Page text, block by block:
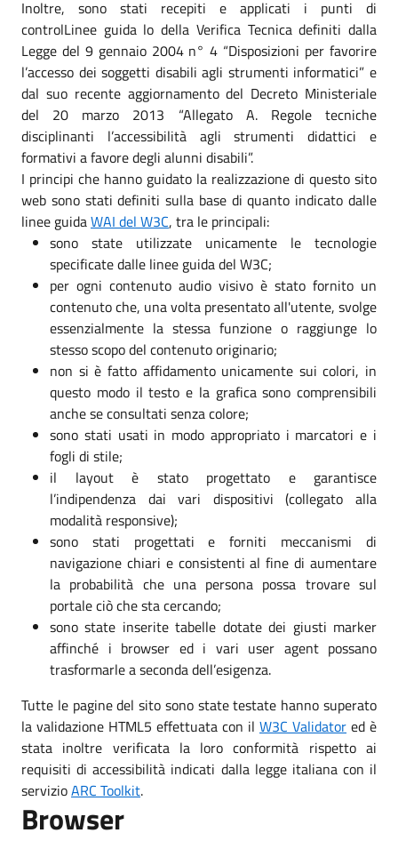
Inoltre, sono stati recepiti e applicati i punti di
controlLinee guida lo della Verifica Tecnica definiti dalla
Legge del 9 gennaio 2004 n° 4 “Disposizioni per favorire
l’accesso dei soggetti disabili agli strumenti informatici” e
dal suo recente aggiornamento del Decreto Ministeriale
del 20 marzo 2013 “Allegato A. Regole tecniche
disciplinanti l’accessibilità agli strumenti didattici e
formativi a favore degli alunni disabili”.
I principi che hanno guidato la realizzazione di questo sito
web sono stati definiti sulla base di quanto indicato dalle
linee guidaWAI del W3C, tra le principali:
sono state utilizzate unicamente le tecnologie
specificate dalle linee guida del W3C;
per ogni contenuto audio visivo è stato fornito un
contenuto che, una volta presentato all'utente, svolge
essenzialmente la stessa funzione o raggiunge lo
stesso scopo del contenuto originario;
non si è fatto affidamento unicamente sui colori, in
questo modo il testo e la grafica sono comprensibili
anche se consultati senza colore;
sono stati usati in modo appropriato i marcatori e i
fogli di stile;
il layout è stato progettato e garantisce
l’indipendenza dai vari dispositivi (collegato alla
modalità responsive);
sono stati progettati e forniti meccanismi di
navigazione chiari e consistenti al fine di aumentare
la probabilità che una persona possa trovare sul
portale ciò che sta cercando;
sono state inserite tabelle dotate dei giusti marker
affinché i browser ed i vari user agent possano
trasformarle a seconda dell’esigenza.
Tutte le pagine del sito sono state testate hanno superato
la validazione HTML5 effettuata con il W3C Validator ed è
stata inoltre verificata la loro conformità rispetto ai
requisiti di accessibilità indicati dalla legge italiana con il
servizioARC Toolkit.
Browser